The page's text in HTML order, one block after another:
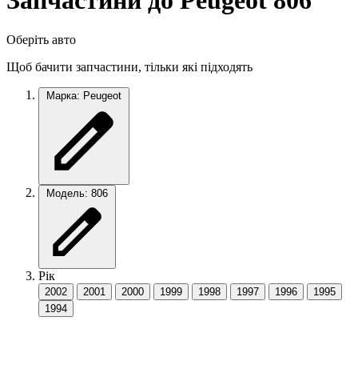
Оберіть авто
Щоб бачити запчастини, тільки які підходять
Марка: Peugeot
Модель: 806
Рік
2002 2001 2000 1999 1998 1997 1996
1995
1994